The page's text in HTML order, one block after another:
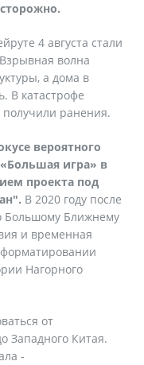
4 августа стали
Взрывная волна
а дома в
В катастрофе
получили ранения.
вероятного
игра» в
проекта под
В 2020 году после
Большому Ближнему
и временная
Нагорного
от
Западного Китая.
-